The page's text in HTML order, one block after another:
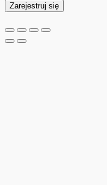
Zarejestruj się